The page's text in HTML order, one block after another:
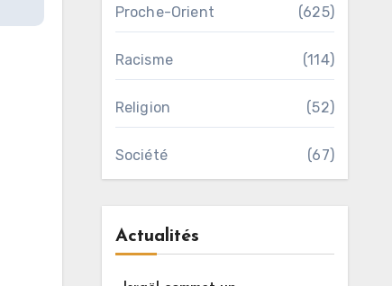
Proche-Orient (625)
Racisme (114)
Religion (52)
Société (67)
Actualités